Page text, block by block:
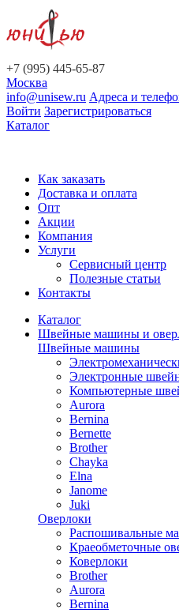
+7 (995) 445-65-87
Москва
info@unisew.ru Адреса и
Войти Зарегистрироваться
Каталог
Как заказать
Доставка и оплата
Опт
Акции
Компания
Услуги
Сервисный центр
Полезные статьи
Контакты
Каталог
Швейные машины и
Швейные машины
Электронные
Компьютерные
Aurora
Bernina
Bernette
Brother
Chayka
Elna
Janome
Juki
Оверлоки
Распошивальные
Краеобметочные
Коверлоки
Brother
Aurora
Bernina